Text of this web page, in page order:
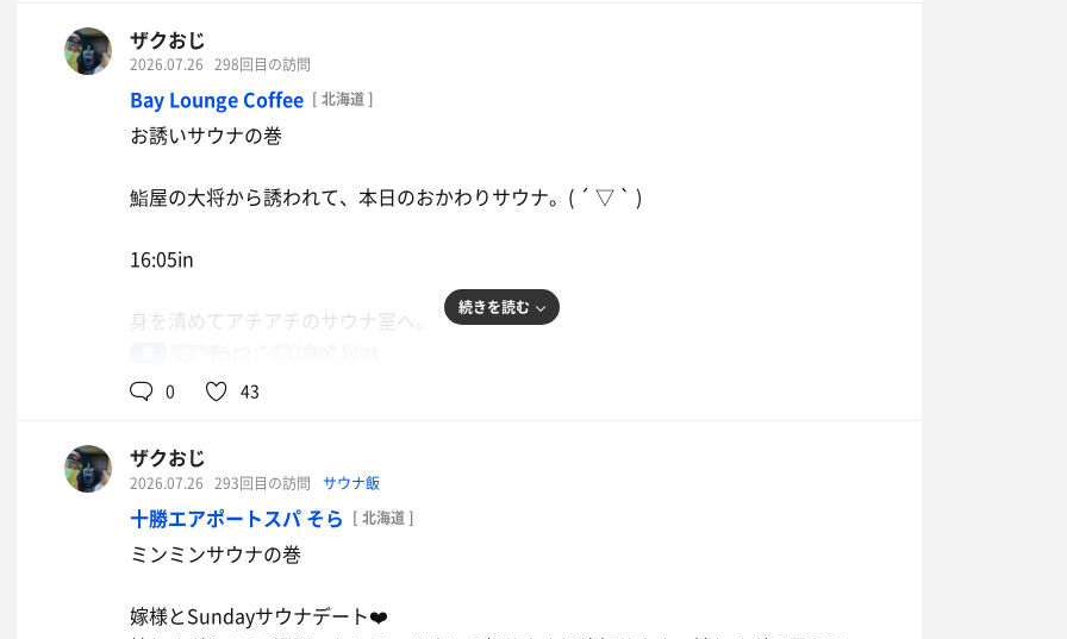
生姜焼き定食
八角の軍艦焼き
んまー！
け回す。良き･:*+.\(( °ω° ))/.:+
札内川伏流水のキリリとした水風呂で身を締めて、雨が当たらない場所で外気浴+足
湯。良き♪
*･゜ﾟ･*:.｡..｡.:*･'(*ﾟ▽ﾟ*)'･*:.｡. .｡.:*･゜ﾟ･*
セルフロウリュお座敷サウナ12-15分
水風呂2分
外気浴+足湯5-7分
3セット
お疲れサまでした。
ザクおじ
2026.07.26 298回目の訪問
Bay Lounge Coffee [ 北海道 ]
お誘いサウナの巻
鮨屋の大将から誘われて、本日のおかわりサウナ。( ´ ▽ ` )
16:05in
身を清めてアチアチのサウナ室へ。
良き
井戸水のよく冷えた水風呂とバイブラレス不感湯の冷冷交代浴は本日も神(*'▽'*)
風呂縁休憩して、麦茶を給水する。良き･:*+.\(( °ω° ))/.:+
サウナ7-10分
バイブラレス不感湯4-7分
続きを読む
0 43
ザクおじ
2026.07.26 293回目の訪問 サウナ飯
十勝エアポートスパ そら [ 北海道 ]
ミンミンサウナの巻
嫁様とSundayサウナデート❤️